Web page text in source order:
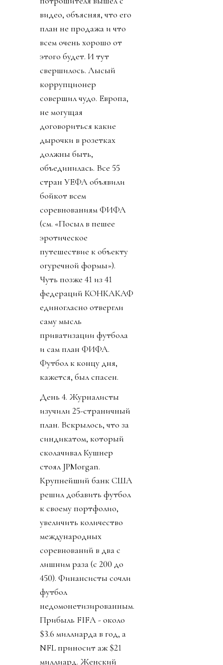
видео, объясняя, что его
план не продажа и что
всем очень хорошо от
этого будет. И тут
свершилось. Лысый
коррупционер
совершил чудо. Европа,
не могущая
договориться какие
дырочки в розетках
должны быть,
объединилась. Все 55
стран УЕФА объявили
бойкот всем
соревнованиям ФИФА
(см. «Посыл в пешее
эротическое
путешествие к объекту
огуречной формы»).
Чуть позже 41 из 41
федераций КОНКАКАФ
единогласно отвергли
саму мысль
приватизации футбола
и сам план ФИФА.
Футбол к концу дня,
кажется, был спасен.
День 4. Журналисты
изучили 25-страничный
план. Вскрылось, что за
синдикатом, который
сколачивал Кушнер
стоял JPMorgan.
Крупнейший банк США
решил добавить футбол
к своему портфолио,
увеличить количество
международных
соревнований в два с
лишним раза (с 200 до
450). Финансисты сочли
футбол
недомонетизированным.
Прибыль FIFA - около
$3.6 миллиарда в год, а
NFL приносит аж $21
миллиард. Женский